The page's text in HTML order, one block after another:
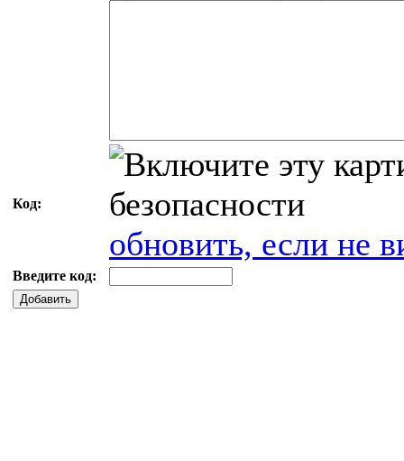
Код:
обновить, если не
Введите код:
Добавить